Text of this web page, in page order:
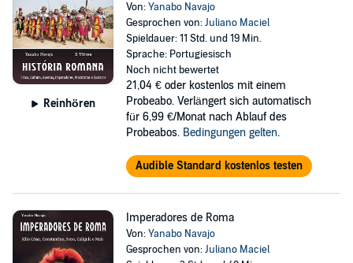
Reinhören
Von:Yanabo Navajo
Gesprochen von:Juliano Maciel
Spieldauer: 11 Std. und 19 Min.
Sprache: Portugiesisch
Noch nicht bewertet
21,04 € oder kostenlos mit einem
Probeabo. Verlängert sich automatisch
für 6,99 €/Monat nach Ablauf des
Probeabos. Bedingungen gelten.
Audible Standard kostenlos testen
Imperadores de Roma
Von:Yanabo Navajo
Gesprochen von:Juliano Maciel